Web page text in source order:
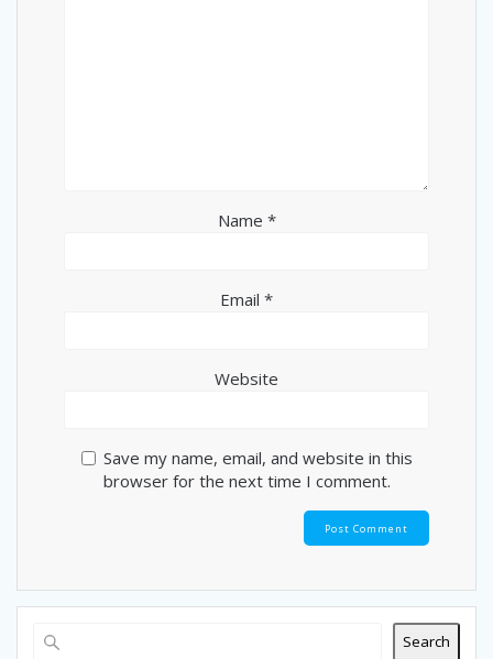
Name *
Email *
Website
Save my name, email, and website in this
browser for the next time I comment.
Search